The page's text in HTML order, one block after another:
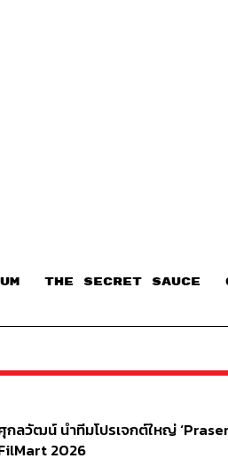
THE SECRET SAUCE​
กลวัฒน์ นำทีมโปรเจกต์ใหญ่
2026